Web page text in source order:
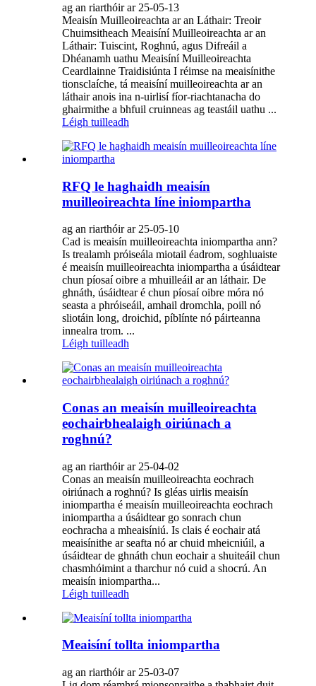
ag an riarthóir ar 25-05-13
Meaisín Muilleoireachta ar an Láthair: Treoir
Chuimsitheach Meaisíní Muilleoireachta ar an
Láthair: Tuiscint, Roghnú, agus Difreáil a
Dhéanamh uathu Meaisíní Muilleoireachta
Ceardlainne Traidisiúnta I réimse na meaisínithe
tionsclaíche, tá meaisíní muilleoireachta ar an
láthair anois ina n-uirlisí fíor-riachtanacha do
ghairmithe a bhfuil cruinneas ag teastáil uathu ...
Léigh tuilleadh
RFQ le haghaidh meaisín
muilleoireachta líne iniompartha
ag an riarthóir ar 25-05-10
Cad is meaisín muilleoireachta iniompartha ann?
Is trealamh próiseála miotail éadrom, soghluaiste
é meaisín muilleoireachta iniompartha a úsáidtear
chun píosaí oibre a mhuilleáil ar an láthair. De
ghnáth, úsáidtear é chun píosaí oibre móra nó
seasta a phróiseáil, amhail dromchla, poill nó
sliotáin long, droichid, píblínte nó páirteanna
innealra trom. ...
Léigh tuilleadh
Conas an meaisín muilleoireachta
eochairbhealaigh oiriúnach a
roghnú?
ag an riarthóir ar 25-04-02
Conas an meaisín muilleoireachta eochrach
oiriúnach a roghnú? Is gléas uirlis meaisín
iniompartha é meaisín muilleoireachta eochrach
iniompartha a úsáidtear go sonrach chun
eochracha a mheaisíniú. Is clais é eochair atá
meaisínithe ar seafta nó ar chuid mheicniúil, a
úsáidtear de ghnáth chun eochair a shuiteáil chun
chasmhóimint a tharchur nó cuid a shocrú. An
meaisín iniompartha...
Léigh tuilleadh
Meaisíní tollta iniompartha
ag an riarthóir ar 25-03-07